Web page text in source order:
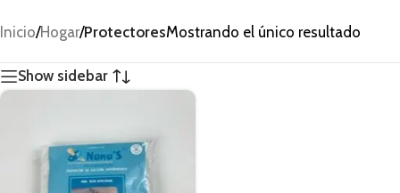
Inicio/Hogar/ProtectoresMostrando el único resultado
Show sidebar